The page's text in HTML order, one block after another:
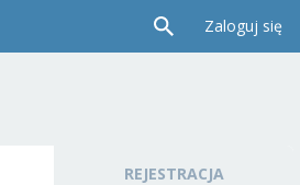
Zaloguj się
REJESTRACJA